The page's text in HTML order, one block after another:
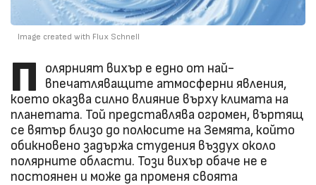
Image created with Flux Schnell
П
олярният вихър е едно от най-
впечатляващите атмосферни явления,
което оказва силно влияние върху климата на
планетата. Той представлява огромен, въртящ
се вятър близо до полюсите на Земята, който
обикновено задържа студения въздух около
полярните области. Този вихър обаче не е
постоянен и може да променя своята